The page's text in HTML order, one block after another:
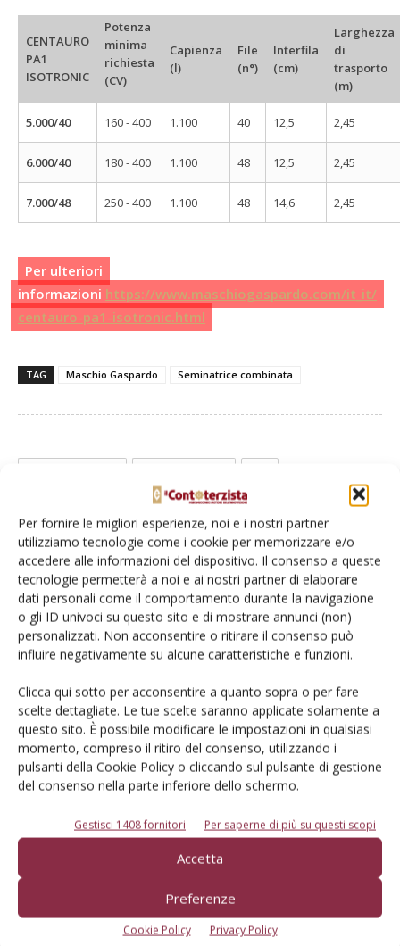
Per fornire le migliori esperienze, noi e i nostri partner
utilizziamo tecnologie come i cookie per memorizzare e/o
accedere alle informazioni del dispositivo. Il consenso a queste
tecnologie permetterà a noi e ai nostri partner di elaborare
dati personali come il comportamento durante la navigazione
o gli ID univoci su questo sito e di mostrare annunci (non)
personalizzati. Non acconsentire o ritirare il consenso può
influire negativamente su alcune caratteristiche e funzioni.
Clicca qui sotto per acconsentire a quanto sopra o per fare
scelte dettagliate. Le tue scelte saranno applicate solamente a
questo sito. È possibile modificare le impostazioni in qualsiasi
momento, compreso il ritiro del consenso, utilizzando i
pulsanti della Cookie Policy o cliccando sul pulsante di gestione
del consenso nella parte inferiore dello schermo.
Gestisci 1408 fornitori Per saperne di più su questi scopi
Accetta
Preferenze
Cookie Policy Privacy Policy
CENTAURO
PA1
ISOTRONIC
Potenza
minima
richiesta
(CV)
Capienza
(l)
File
(n°)
Interfila
(cm)
Larghezza
di
trasporto
(m)
5.000/40 160 - 400 1.100 40 12,5 2,45
6.000/40 180 - 400 1.100 48 12,5 2,45
7.000/48 250 - 400 1.100 48 14,6 2,45
Per ulteriori
informazioni https://www.maschiogaspardo.com/it_it/
centauro-pa1-isotronic.html
TAG Maschio Gaspardo Seminatrice combinata
Il Contoterzista
Articoli correlati
Maschio Gaspardo, inaugurato il
primo Full Line Store in Nord America
Maschio Gaspardo, ricavi 2025 a quota
390 milioni di euro